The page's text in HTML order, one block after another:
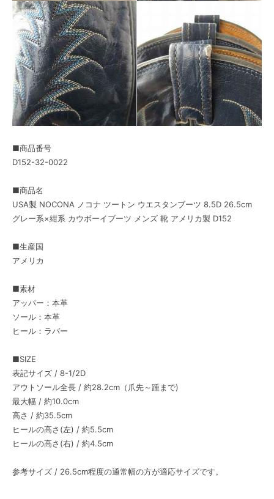
■商品番号
D152-32-0022
■商品名
USA製 NOCONA ノコナ ツートン ウエスタンブーツ 8.5D 26.5cm
グレー系×紺系 カウボーイブーツ メンズ 靴 アメリカ製 D152
■生産国
アメリカ
■素材
アッパー：本革
ソール：本革
ヒール：ラバー
■SIZE
表記サイズ / 8-1/2D
アウトソール全長 / 約28.2cm（爪先～踵まで)
最大幅 / 約10.0cm
高さ / 約35.5cm
ヒールの高さ(左) / 約5.5cm
ヒールの高さ(右) / 約4.5cm
参考サイズ / 26.5cm程度の通常幅の方が適応サイズです。